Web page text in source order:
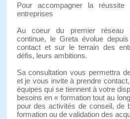
Pour accompagner la
entreprises
Au coeur du premier réseau
continue, le Greta évolue
contact et sur le terrain des
défis, leurs ambitions.
Sa consultation vous permettra
et je vous invite à prendre
équipes qui se tiennent à votre
besoins en « formation tout au
pour des activités de conseil, de
formation ou de validation des